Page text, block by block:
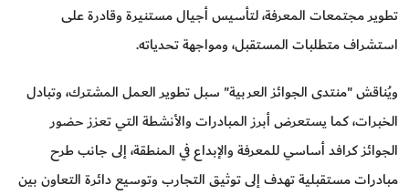
تطوير مجتمعات المعرفة، لتأسيس أجيال مستنيرة وقادرة على
استشراف متطلبات المستقبل، ومواجهة تحدياته.
ويُناقش "منتدى الجوائز العربية" سبل تطوير العمل المشترك، وتبادل
الخبرات، كما يستعرض أبرز المبادرات والأنشطة التي تعزز حضور
الجوائز كرافد أساسي للمعرفة والإبداع في المنطقة، إلى جانب طرح
مبادرات مستقبلية تهدف إلى توثيق التجارب وتوسيع دائرة التعاون بين